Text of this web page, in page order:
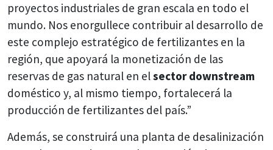
proyectos industriales de gran escala en todo el
mundo. Nos enorgullece contribuir al desarrollo de
este complejo estratégico de fertilizantes en la
región, que apoyará la monetización de las
reservas de gas natural en elsector downstream
doméstico y, al mismo tiempo, fortalecerá la
producción de fertilizantes del país.”
Además, se construirá una planta de desalinización